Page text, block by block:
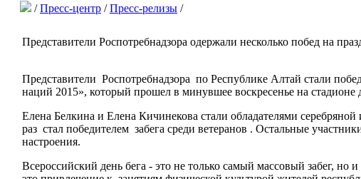
/Пресс-центр /Пресс-релизы /
Представители Роспотребнадзора одержали несколько побед на
Представители Роспотребнадзора по Республике Алтай стали
наций 2015», который прошел в минувшее воскресенье на
Елена Белкина и Елена Кичинекова стали обладателями
раз стал победителем забега среди ветеранов . Остальные
настроения.
Всероссийский день бега - это не только самый массовый забег,